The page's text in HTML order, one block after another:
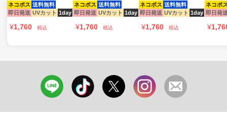
ネコポス 送料無料
即日発送 UVカット 1day
¥1,760 税込
ネコポス 送料無料
即日発送 UVカット 1day
¥1,760 税込
ネコポス 送料無料
即日発送 UVカット 1day
¥1,760 税込
ネコポ
即日発
¥